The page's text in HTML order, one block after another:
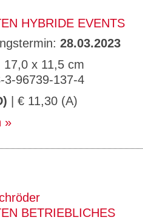
HYBRIDE EVENTS
28.03.2023
17,0 x 11,5 cm
3-96739-137-4
| € 11,30 (A)
BETRIEBLICHES